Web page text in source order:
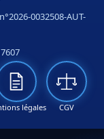
0032508-AUT-
légales CGV